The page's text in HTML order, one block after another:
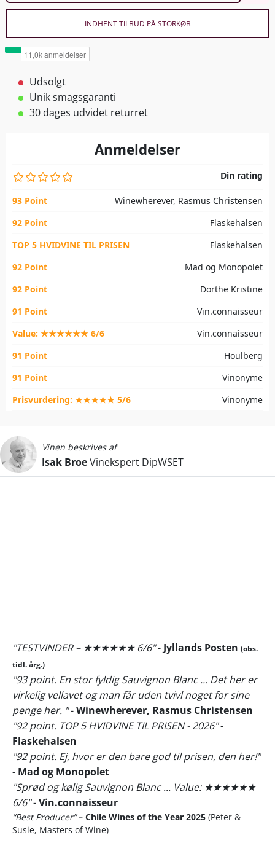
INDHENT TILBUD PÅ STORKØB
Udsolgt
Unik smagsgaranti
30 dages udvidet returret
Anmeldelser
Din rating
93 Point
Winewherever, Rasmus Christensen
92 Point
Flaskehalsen
TOP 5 HVIDVINE TIL PRISEN
Flaskehalsen
92 Point
Mad og Monopolet
92 Point
Dorthe Kristine
91 Point
Vin.connaisseur
Value: ★★★★★★ 6/6
Vin.connaisseur
91 Point
Houlberg
91 Point
Vinonyme
Prisvurdering: ★★★★★ 5/6
Vinonyme
Vinen beskrives af
Isak BroeVinekspert DipWSET
"TESTVINDER – ★★★★★★ 6/6"- Jyllands Posten (obs.
tidl. årg.)
"93 point. En stor fyldig Sauvignon Blanc ... Det her er
virkelig vellavet og man får uden tvivl noget for sine
penge her. "-Winewherever, Rasmus Christensen
"92 point. TOP 5 HVIDVINE TIL PRISEN - 2026"-
Flaskehalsen
"92 point. Ej, hvor er den bare god til prisen, den her!"
- Mad og Monopolet
"Sprød og kølig Sauvignon Blanc ... Value: ★★★★★★
6/6"-Vin.connaisseur
“Best Producer” – Chile Wines of the Year 2025 (Peter &
Susie, Masters of Wine)